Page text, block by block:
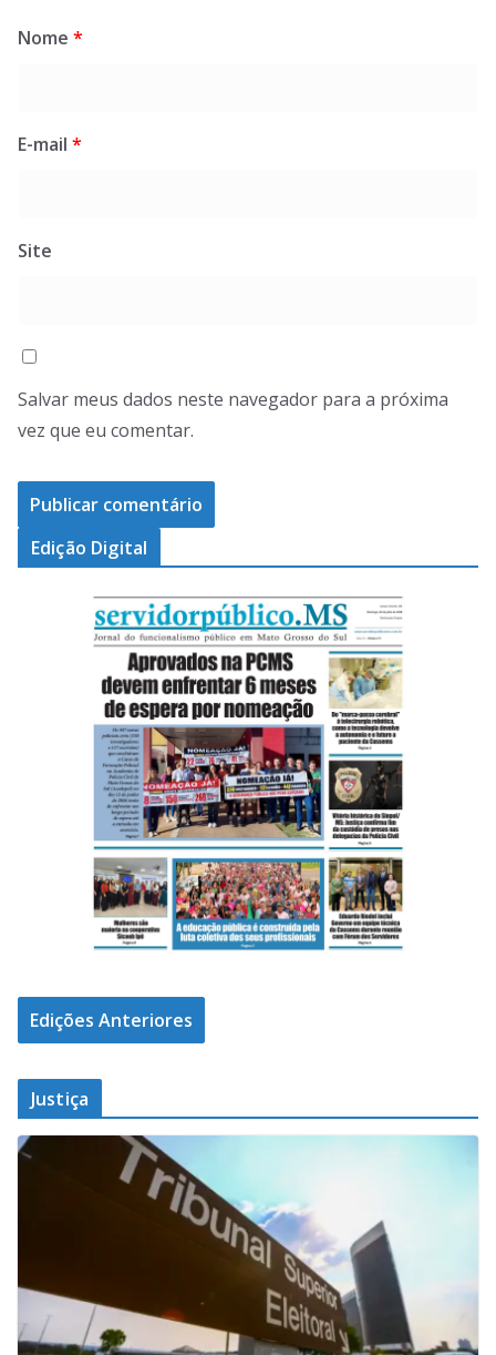
Nome *
E-mail *
Site
Salvar meus dados neste navegador para a próxima
vez que eu comentar.
Edição Digital
Edições Anteriores
Justiça